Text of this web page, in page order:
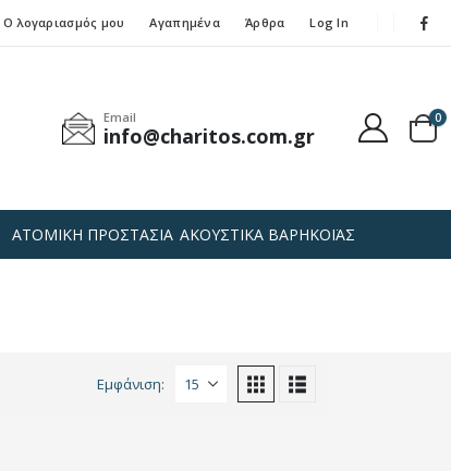
Ο λογαριασμός μου Αγαπημένα Άρθρα Log In
Email
info@charitos.com.gr
0
ΑΤΟΜΙΚΗ ΠΡΟΣΤΑΣΙΑ ΑΚΟΥΣΤΙΚΑ ΒΑΡΗΚΟΪΑΣ
Εμφάνιση: